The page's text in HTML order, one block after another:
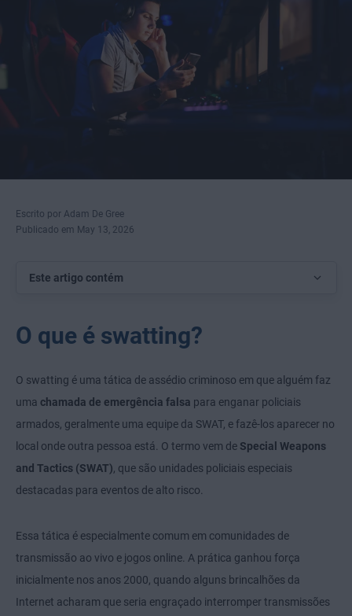
Escrito por Adam De Gree
Publicado em May 13, 2026
Este artigo contém
O que é swatting?
O swatting é uma tática de assédio criminoso em que alguém faz
uma chamada de emergência falsa para enganar policiais
armados, geralmente uma equipe da SWAT, e fazê-los aparecer no
local onde outra pessoa está. O termo vem de Special Weapons
and Tactics (SWAT), que são unidades policiais especiais
destacadas para eventos de alto risco.
Essa tática é especialmente comum em comunidades de
transmissão ao vivo e jogos online. A prática ganhou força
inicialmente nos anos 2000, quando alguns brincalhões da
Internet acharam que seria engraçado interromper transmissões